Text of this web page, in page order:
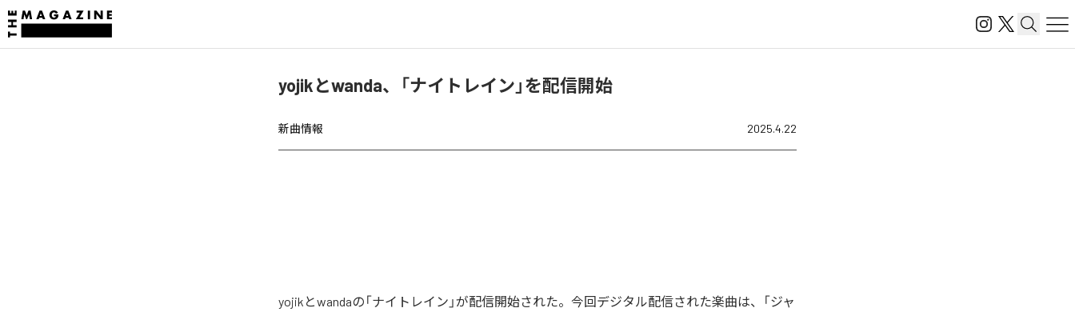
yojikとwanda、「ナイトレイン」を配信開始
新曲情報 2025.4.22
yojikとwandaの「ナイトレイン」が配信開始された。今回デジタル配信された楽曲は、「ジャ